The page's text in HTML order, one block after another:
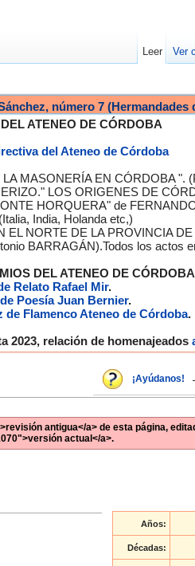
número 7 (Hermandades
ATENEO DE CÓRDOBA
del Ateneo de Córdoba
MASONERÍA EN CÓRDOBA ".
LOS ORIGENES DE
HORQUERA" de
India, Holanda etc,)
NORTE DE LA PROVINCIA
BARRAGÁN).Todos los actos
DEL ATENEO DE CÓRDOBA
Relato Rafael Mir.
Poesía Juan Bernier.
de Flamenco Ateneo de Córdoba.
2023, relación de homenajeados
¡Ayúdanos!
antigua</a> de esta página,
actual</a>.
Años:
Décadas:
Leer Ver